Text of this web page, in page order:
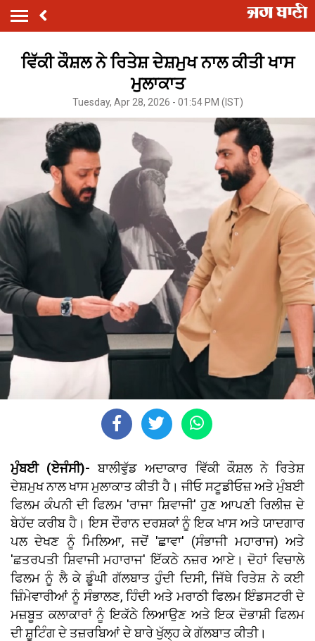
ਵਿੱਕੀ ਕੌਸ਼ਲ ਨੇ ਰਿਤੇਸ਼ ਦੇਸ਼ਮੁਖ ਨਾਲ ਕੀਤੀ ਖਾਸ
ਮੁਲਾਕਾਤ
Tuesday, Apr 28, 2026 - 01:54 PM (IST)
ਮੁੰਬਈ (ਏਜੰਸੀ)-ਬਾਲੀਵੁੱਡ ਅਦਾਕਾਰ ਵਿੱਕੀ ਕੌਸ਼ਲ ਨੇ ਰਿਤੇਸ਼
ਦੇਸ਼ਮੁਖ ਨਾਲ ਖਾਸ ਮੁਲਾਕਾਤ ਕੀਤੀ ਹੈ। ਜੀਓ ਸਟੂਡੀਓਜ਼ ਅਤੇ ਮੁੰਬਈ
ਫਿਲਮ ਕੰਪਨੀ ਦੀ ਫਿਲਮ 'ਰਾਜਾ ਸ਼ਿਵਾਜੀ' ਹੁਣ ਆਪਣੀ ਰਿਲੀਜ਼ ਦੇ
ਬੇਹੱਦ ਕਰੀਬ ਹੈ। ਇਸ ਦੌਰਾਨ ਦਰਸ਼ਕਾਂ ਨੂੰ ਇਕ ਖਾਸ ਅਤੇ ਯਾਦਗਾਰ
ਪਲ ਦੇਖਣ ਨੂੰ ਮਿਲਿਆ, ਜਦੋਂ 'ਛਾਵਾ' (ਸੰਭਾਜੀ ਮਹਾਰਾਜ) ਅਤੇ
'ਛਤਰਪਤੀ ਸ਼ਿਵਾਜੀ ਮਹਾਰਾਜ' ਇੱਕਠੇ ਨਜ਼ਰ ਆਏ। ਦੋਹਾਂ ਵਿਚਾਲੇ
ਫਿਲਮ ਨੂੰ ਲੈ ਕੇ ਡੂੰਘੀ ਗੱਲਬਾਤ ਹੁੰਦੀ ਦਿਸੀ, ਜਿੱਥੇ ਰਿਤੇਸ਼ ਨੇ ਕਈ
ਜ਼ਿੰਮੇਵਾਰੀਆਂ ਨੂੰ ਸੰਭਾਲਣ, ਹਿੰਦੀ ਅਤੇ ਮਰਾਠੀ ਫਿਲਮ ਇੰਡਸਟਰੀ ਦੇ
ਮਜ਼ਬੂਤ ਕਲਾਕਾਰਾਂ ਨੂੰ ਇਕੱਠੇ ਲਿਆਉਣ ਅਤੇ ਇਕ ਦੋਭਾਸ਼ੀ ਫਿਲਮ
ਦੀ ਸ਼ੂਟਿੰਗ ਦੇ ਤਜ਼ਰਬਿਆਂ ਦੇ ਬਾਰੇ ਖੁੱਲ੍ਹ ਕੇ ਗੱਲਬਾਤ ਕੀਤੀ।